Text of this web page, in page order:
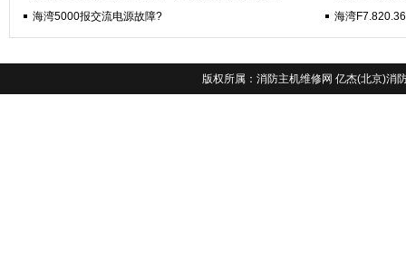
海湾5000报交流电源故障?
海湾
版权所属： 消防主机维修网 亿杰(北京)消